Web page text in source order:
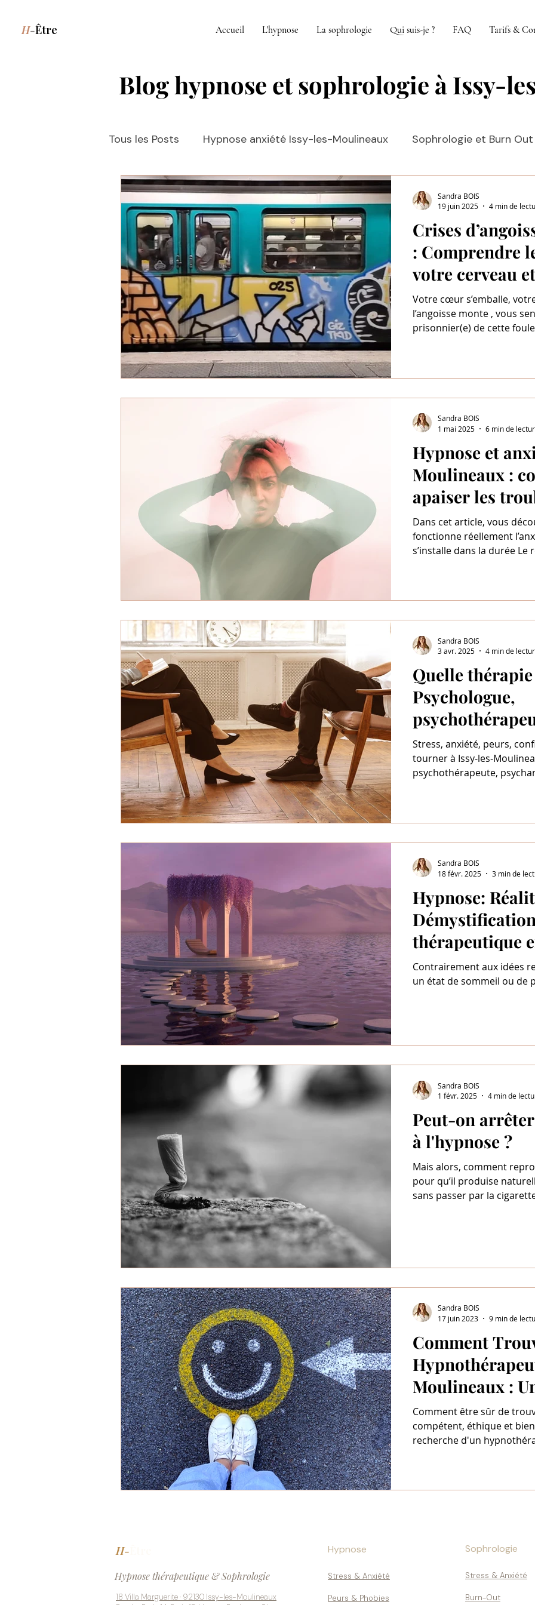
H-Être Accueil L'hypnose La sophrologie Qui suis-je ? FAQ Tarifs &
Blog hypnose et sophrologie à Issy-
Tous les Posts Hypnose anxiété Issy-les-Moulineaux Sophrologie et Burn Out
Hypnose stress Issy-les-Moulineaux Hypnose Phobies Issy-les-moulineaux
Hypnose Issy-les-Moulineaux
Crises
: Comprendre
votre cerveau
l’hypnose
Votre cœur s’emballe,
l’angoisse monte , vous
prisonnier(e) de cette
ces épisodes deviennent
point d’impacter le
Sandra BOIS
19 juin 2025
4 min de
Hypnose et
Moulineaux :
apaiser les
durablement
Dans cet article, vous découvrirez
fonctionne réellement
s’installe dans la durée Le rôle du système nerveux
apaisement durable et
En séance, j’accompagne
qui souffrent d’a
Sandra BOIS
1 mai 2025
6 min de
Quelle
Psychologue,
psychanalyste,
Stress, anxiété, peurs,
tourner à Issy-les-
psychothérapeute,
Sandra BOIS
3 avr. 2025
4 min de
Hypnose:
thérapeutique
évolution
Contrairement aux idées
un état de sommeil ou de
Sandra BOIS
18 févr. 2025
3 min de
Peut-on
à l'hypnose ?
Mais alors, comment
pour qu’il produise
sans passer par la
habitudes bénéfiques
Sandra BOIS
1 févr. 2025
4 min de
Comment
Moulineaux :
Pratique pour
Confiance et
Comment être sûr de
compétent, éthique et
recherche d'un
Sandra BOIS
17 juin 2023
9 min de
H-
Hypnose thérapeutique & Sophrologie
18 Villa Marguerite · 92130 Issy-les-Moulineaux
Hypnose
Stress & Anxiété
Peurs & Phobies
Sophrologie
Stress & Anxiété
Burn-Out